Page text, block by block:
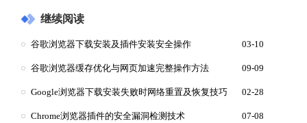
继续阅读
谷歌浏览器下载安装及插件安装安全操作 03-10
谷歌浏览器缓存优化与网页加速完整操作方法 09-09
Google浏览器下载安装失败时网络重置及恢复技巧 02-28
Chrome浏览器插件的安全漏洞检测技术 07-08